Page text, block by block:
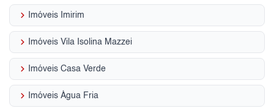
keyboard_arrow_right Imóveis Imirim
keyboard_arrow_right Imóveis Vila Isolina Mazzei
keyboard_arrow_right Imóveis Casa Verde
keyboard_arrow_right Imóveis Água Fria